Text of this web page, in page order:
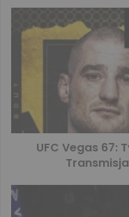
UFC Vegas 67: